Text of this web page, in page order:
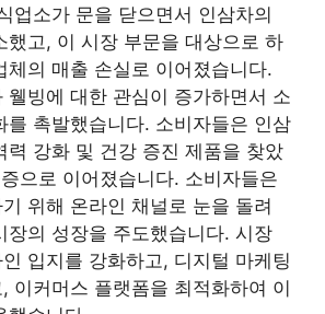
업소가 문을 닫으면서 인삼차의
했고, 이 시장 부문을 대상으로 하
체의 매출 손실로 이어졌습니다.
웰빙에 대한 관심이 증가하면서 소
를 촉발했습니다. 소비자들은 인삼
력 강화 및 건강 증진 제품을 찾았
으로 이어졌습니다. 소비자들은
위해 온라인 채널로 눈을 돌려
장의 성장을 주도했습니다. 시장
입지를 강화하고, 디지털 마케팅
이커머스 플랫폼을 최적화하여 이